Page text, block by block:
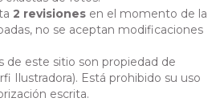
2 revisiones en el momento de la
no se aceptan modificaciones
de este sitio son propiedad de
Ilustradora). Está prohibido su uso
escrita.